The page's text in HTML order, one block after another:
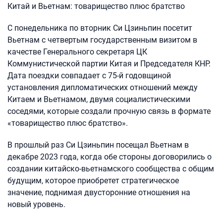
Китай и Вьетнам: товарищество плюс братство
С понедельника по вторник Си Цзиньпин посетит
Вьетнам с четвертым государственным визитом в
качестве Генерального секретаря ЦК
Коммунистической партии Китая и Председателя КНР.
Дата поездки совпадает с 75-й годовщиной
установления дипломатических отношений между
Китаем и Вьетнамом, двумя социалистическими
соседями, которые создали прочную связь в формате
«товарищество плюс братство».
В прошлый раз Си Цзиньпин посещал Вьетнам в
декабре 2023 года, когда обе стороны договорились о
создании китайско-вьетнамского сообщества с общим
будущим, которое приобретет стратегическое
значение, поднимая двусторонние отношения на
новый уровень.